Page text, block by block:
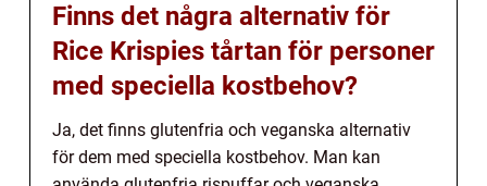
Finns det några alternativ för
Rice Krispies tårtan för personer
med speciella kostbehov?
Ja, det finns glutenfria och veganska alternativ
för dem med speciella kostbehov. Man kan